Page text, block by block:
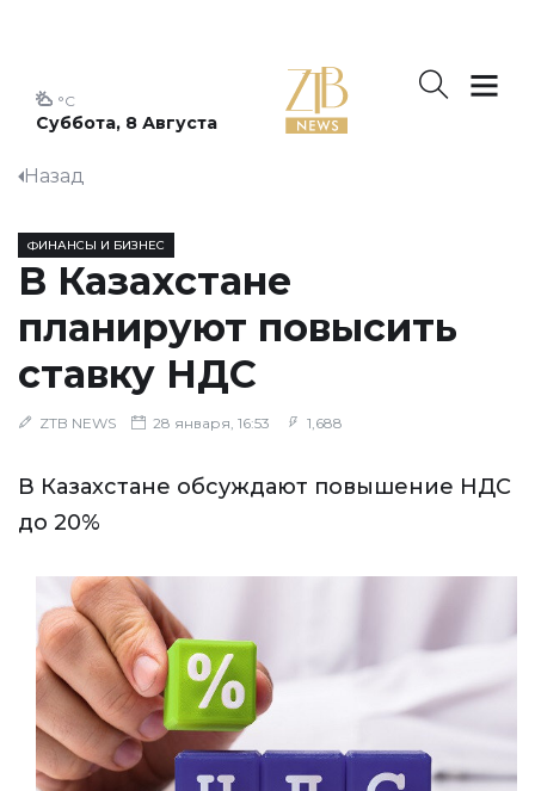
Суббота, 8 Августа
°C
Назад
ФИНАНСЫ И БИЗНЕС
В Казахстане
планируют повысить
ставку НДС
ZTB NEWS 28 января, 16:53 1,688
В Казахстане обсуждают повышение НДС
до 20%